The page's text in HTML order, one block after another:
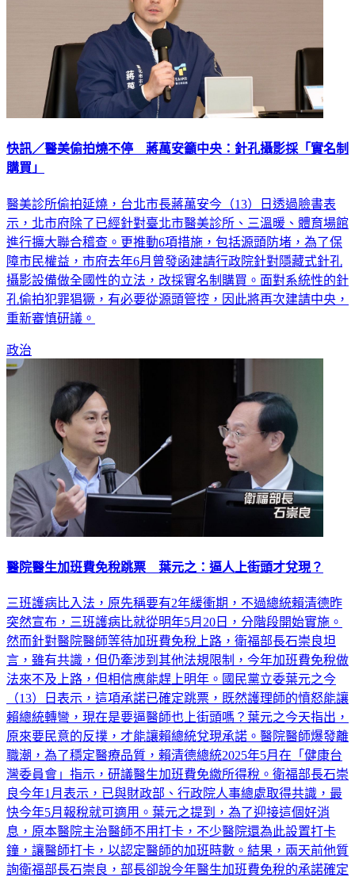
快訊／醫美偷拍燒不停 蔣萬安籲中央：針孔攝影採「實名制
購買」
醫美診所偷拍延燒，台北市長蔣萬安今（13）日透過臉書表
示，北市府除了已經針對臺北市醫美診所、三溫暖、體育場館
進行擴大聯合稽查。更推動6項措施，包括源頭防堵，為了保
障市民權益，市府去年6月曾發函建請行政院針對隱藏式針孔
攝影設備做全國性的立法，改採實名制購買。面對系統性的針
孔偷拍犯罪猖獗，有必要從源頭管控，因此將再次建請中央，
重新審慎研議。
政治
醫院醫生加班費免稅跳票 葉元之：逼人上街頭才兌現？
三班護病比入法，原先稱要有2年緩衝期，不過總統賴清德昨
突然宣布，三班護病比就從明年5月20日，分階段開始實施。
然而針對醫院醫師等待加班費免稅上路，衛福部長石崇良坦
言，雖有共識，但仍牽涉到其他法規限制，今年加班費免稅做
法來不及上路，但相信應能趕上明年。國民黨立委葉元之今
（13）日表示，這項承諾已確定跳票，既然護理師的憤怒能讓
賴總統轉彎，現在是要逼醫師也上街頭嗎？葉元之今天指出，
原來要民意的反撲，才能讓賴總統兌現承諾。醫院醫師爆發離
職潮，為了穩定醫療品質，賴清德總統2025年5月在「健康台
灣委員會」指示，研議醫生加班費免繳所得稅。衛福部長石崇
良今年1月表示，已與財政部、行政院人事總處取得共識，最
快今年5月報稅就可適用。葉元之提到，為了迎接這個好消
息，原本醫院主治醫師不用打卡，不少醫院還為此設置打卡
鐘，讓醫師打卡，以認定醫師的加班時數。結果，兩天前他質
詢衛福部長石崇良，部長卻說今年醫生加班費免稅的承諾確定